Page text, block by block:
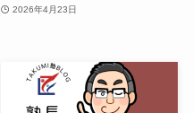
2026年4月23日